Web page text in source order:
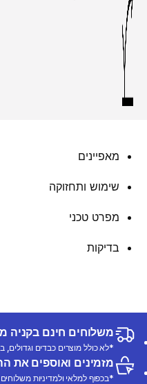
מאפיינים
שימוש ותחזוקה
מפרט טכני
בדיקות
משלוחים חינם בקניה מעל
*לא כולל מוצרים כבדים וגדולים,
מזמינים ואוספים את
*בכפוף למלאי ולמדיניות משלוחים